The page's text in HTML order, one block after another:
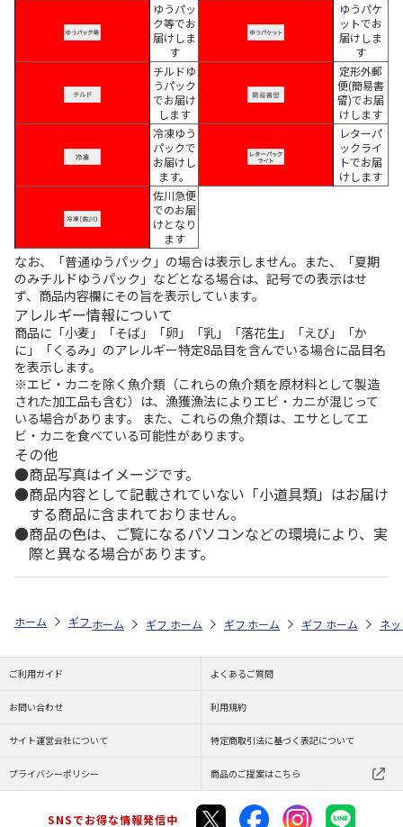
ゆうパッ
ク等でお
届けしま
す
ゆうパケ
ットでお
届けしま
す
チルドゆ
うパック
でお届け
します
定形外郵
便(簡易書
留)でお届
けします
冷凍ゆう
パックで
お届けし
ます。
レターパ
ックライ
トでお届
けします
佐川急便
でのお届
けとなり
ます
なお、「普通ゆうパック」の場合は表示しません。また、「夏期
のみチルドゆうパック」などとなる場合は、記号での表示はせ
ず、商品内容欄にその旨を表示しています。
アレルギー情報について
商品に「小麦」「そば」「卵」「乳」「落花生」「えび」「か
に」「くるみ」のアレルギー特定8品目を含んでいる場合に品目名
を表示します。
※エビ・カニを除く魚介類（これらの魚介類を原材料として製造
された加工品も含む）は、漁獲漁法によりエビ・カニが混じって
いる場合があります。 また、これらの魚介類は、エサとしてエ
ビ・カニを食べている可能性があります。
その他
商品写真はイメージです。
商品内容として記載されていない「小道具類」はお届け
する商品に含まれておりません。
商品の色は、ご覧になるパソコンなどの環境により、実
際と異なる場合があります。
ホーム ギフトストア お中元・夏ギフト特集 2026 お菓子・スイーツ
ホーム ギフトストア お中元・夏ギフト特集 2026
ホーム ギフトストア お中元・夏ギフト
ホーム ギフトストア お
ホーム ネ
ご利用ガイド よくあるご質問
お問い合わせ 利用規約
サイト運営会社について 特定商取引法に基づく表記について
プライバシーポリシー 商品のご提案はこちら
SNSでお得な情報発信中